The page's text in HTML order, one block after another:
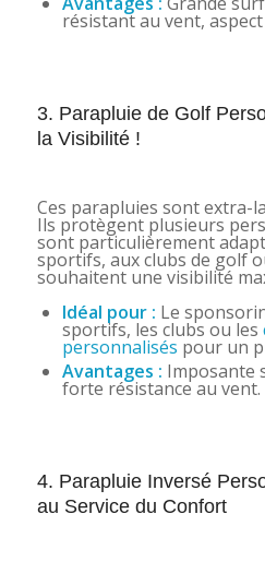
résistant au vent,
3. Parapluie de Golf
la Visibilité !
Ces parapluies sont extra-
Ils protègent plusieurs
sont particulièrement
sportifs, aux clubs de golf
souhaitent une visibilité
Idéal pour : Le
sportifs, les clubs ou les
personnalisés pour un
Avantages : Imposante
forte résistance au vent.
4. Parapluie Inversé
au Service du Confort